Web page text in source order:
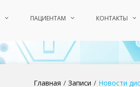
ПАЦИЕНТАМ КОНТАКТЫ
Главная Записи Новости